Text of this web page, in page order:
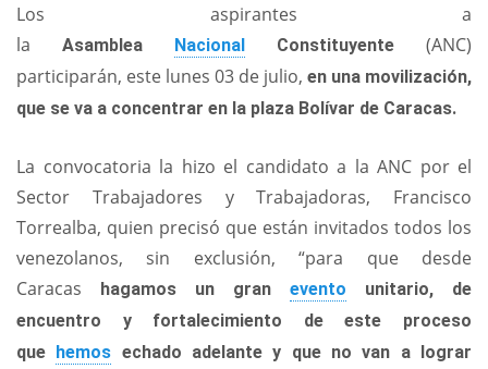
Los aspirantes a
la Asamblea Nacional Constituyente (ANC)
participarán, este lunes 03 de julio, en una movilización,
que se va a concentrar en la plaza Bolívar de Caracas.
La convocatoria la hizo el candidato a la ANC por el
Sector Trabajadores y Trabajadoras, Francisco
Torrealba, quien precisó que están invitados todos los
venezolanos, sin exclusión, “para que desde
Caracas
hagamos un gran evento unitario, de
encuentro y fortalecimiento de este proceso
que hemos echado adelante y que no van a lograr